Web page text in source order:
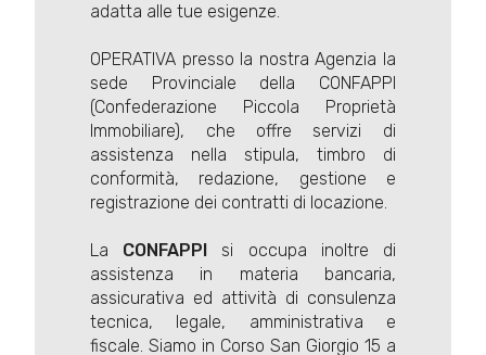
adatta alle tue esigenze.
OPERATIVA presso la nostra Agenzia la
sede Provinciale della CONFAPPI
(Confederazione Piccola Proprietà
Immobiliare), che offre servizi di
assistenza nella stipula, timbro di
conformità, redazione, gestione e
registrazione dei contratti di locazione.
La CONFAPPI si occupa inoltre di
assistenza in materia bancaria,
assicurativa ed attività di consulenza
tecnica, legale, amministrativa e
fiscale. Siamo in Corso San Giorgio 15 a